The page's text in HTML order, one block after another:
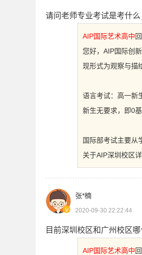
请问老师专业考试是考什
AIP国际艺术高中
您好，AIP国际创
现形式为观察与描
语言考试：高一新
新生无要求，即0
国际部考试主要从
关于AIP深圳校区
张*楠
2020-09-30 22:22:44
目前深圳校区和广州校区
AIP国际艺术高中